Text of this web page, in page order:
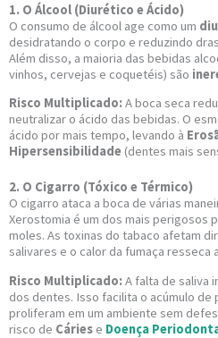
1. O Álcool (Diurético e Ácido)
O consumo de álcool age como um
desidratando o corpo e reduzindo
Além disso, a maioria das bebidas
vinhos, cervejas e coquetéis) são
Risco Multiplicado: A boca seca
neutralizar o ácido das bebidas. O
ácido por mais tempo, levando à
Hipersensibilidade (dentes mais
2. O Cigarro (Tóxico e Térmico)
O cigarro ataca a boca de várias
Xerostomia é um dos mais perigosos
moles. As toxinas do tabaco afetam
salivares e o calor da fumaça resseca
Risco Multiplicado: A falta de saliva
dos dentes. Isso facilita o acúmulo de
proliferam em um ambiente sem
risco de Cáries e Doença